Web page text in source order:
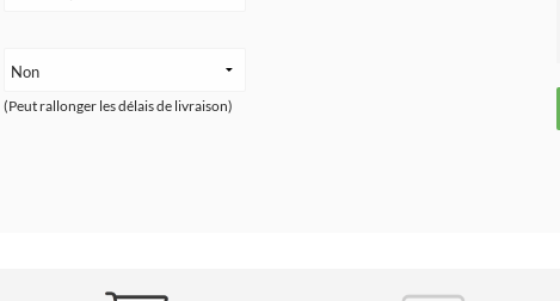
(Peut rallonger les délais de livraison)